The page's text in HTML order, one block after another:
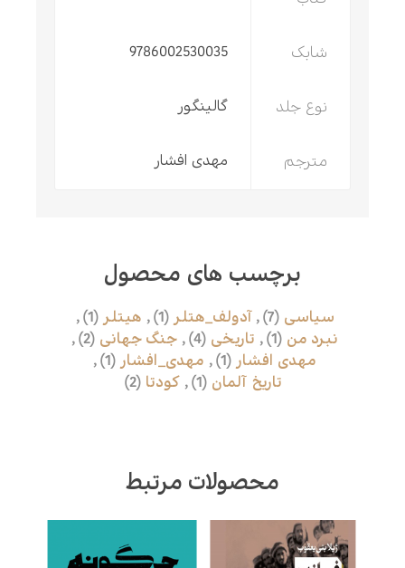
شابک 9786002530035
نوع جلد گالینگور
مترجم مهدی افشار
برچسب های محصول
سیاسی (7)
, آدولف_هتلر (1)
, هیتلر (1)
,
نبرد من (1)
, تاریخی (4)
, جنگ جهانی (2)
,
مهدی افشار (1)
, مهدی_افشار (1)
,
تاریخ آلمان (1)
, کودتا (2)
محصولات مرتبط